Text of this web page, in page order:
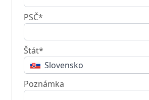
PSČ*
Štát*
Slovensko
Poznámka